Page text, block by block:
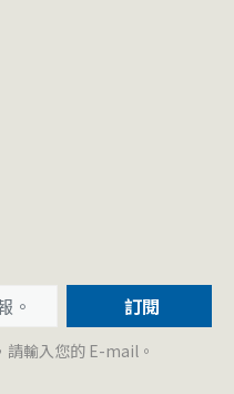
訂閱
請輸入您的 E-mail。